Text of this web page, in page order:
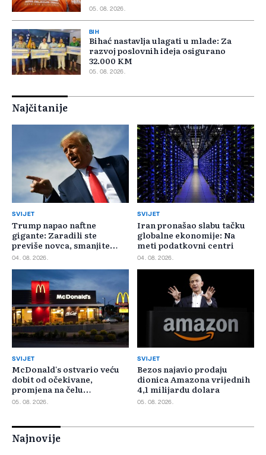
05. 08. 2026.
BIH
Bihać nastavlja ulagati u mlade: Za
razvoj poslovnih ideja osigurano
32.000 KM
05. 08. 2026.
Najčitanije
SVIJET
Trump napao naftne
gigante: Zaradili ste
previše novca, smanjite
cijene
04. 08. 2026.
SVIJET
Iran pronašao slabu tačku
globalne ekonomije: Na
meti podatkovni centri
04. 08. 2026.
SVIJET
McDonald's ostvario veću
dobit od očekivane,
promjena na čelu
poslovanja u SAD-u
05. 08. 2026.
SVIJET
Bezos najavio prodaju
dionica Amazona vrijednih
4,1 milijardu dolara
05. 08. 2026.
Najnovije